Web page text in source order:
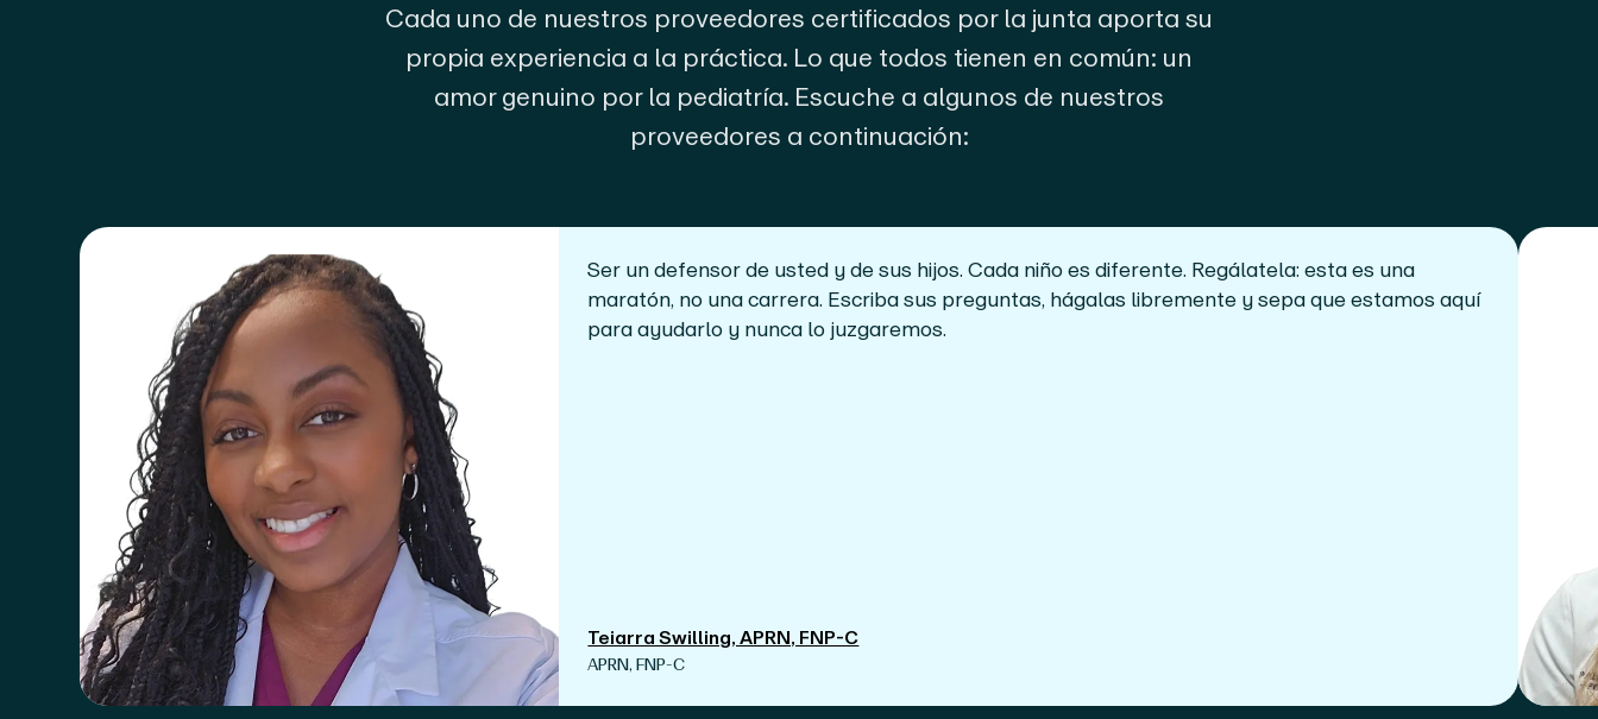
Cada uno de nuestros proveedores certificados por la junta aporta su
propia experiencia a la práctica. Lo que todos tienen en común: un
amor genuino por la pediatría. Escuche a algunos de nuestros
proveedores a continuación:
Ser un defensor de usted y de sus hijos. Cada niño es diferente. Regálatela: esta es una
maratón, no una carrera. Escriba sus preguntas, hágalas libremente y sepa que estamos aquí
para ayudarlo y nunca lo juzgaremos.
Teiarra Swilling, APRN, FNP-C
APRN, FNP-C